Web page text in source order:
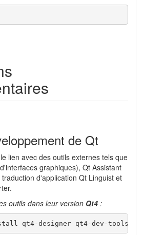
de Qt
lien avec des outils externes tels que
graphiques), Qt Assistant
d'application Qt Linguist et
outils dans leur version Qt4 :
qt4-designer qt4-dev-tools